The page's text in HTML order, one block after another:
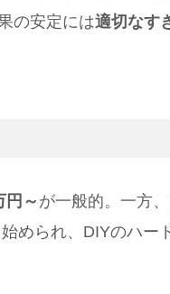
の安定には適切なす
円～ が一般的。一方
められ、DIYのハー